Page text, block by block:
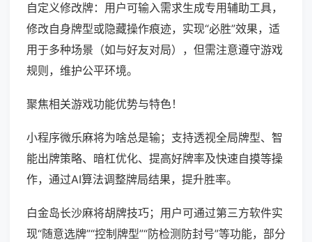
自定义修改牌：用户可输入需求生成专用辅助工具，
修改自身牌型或隐藏操作痕迹，实现“必胜”效果，适
用于多种场景（如与好友对局），但需注意遵守游戏
规则，维护公平环境。
聚焦相关游戏功能优势与特色！
小程序微乐麻将为啥总是输；支持透视全局牌型、智
能出牌策略、暗杠优化、提高好牌率及快速自摸等操
作，通过AI算法调整牌局结果，提升胜率。
白金岛长沙麻将胡牌技巧；用户可通过第三方软件实
现“随意选牌”“控制牌型”“防检测防封号”等功能，部分